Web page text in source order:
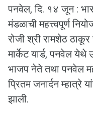
पनवेल, दि. १४ जून :
मंडळाची महत्त्वपूर्ण
रोजी श्री रामशेठ
मार्केट यार्ड, पनवेल येथे
भाजप नेते तथा पनवेल
प्रितम जनार्दन म्हात्रे
झाली.